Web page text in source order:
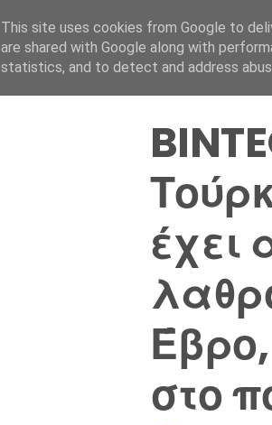
έχει
στο
This site uses cookies from Google to
are shared with Google along with
statistics, and to detect and address